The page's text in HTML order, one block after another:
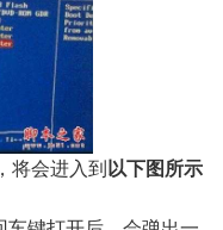
将会进入到 以下图所示